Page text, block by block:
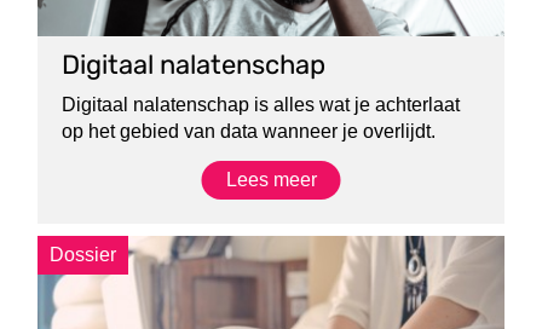
Digitaal nalatenschap
Digitaal nalatenschap is alles wat je achterlaat
op het gebied van data wanneer je overlijdt.
Lees meer
Dossier